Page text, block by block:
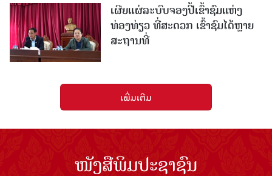
ເຜີຍແຜ່ລະບົບຈອງປີ້ເຂົ້າຊົມແຫ່ງ
ທ່ອງທ່ຽວ ທີ່ສະດວກ ເຂົ້າຊົມໄດ້ຫຼາຍ
ສະຖານທີ່
ເພີ່ມເຕີມ
ໜັງສືພິມປະຊາຊົນ